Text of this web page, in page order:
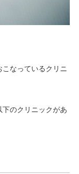
こなっているクリニ
のクリニックがあ